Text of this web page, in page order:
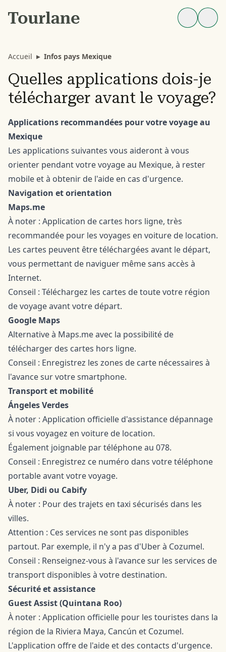
Accueil ▸ Infos pays Mexique
Quelles applications dois-je
télécharger avant le voyage?
Applications recommandées pour votre voyage au
Mexique
Les applications suivantes vous aideront à vous
orienter pendant votre voyage au Mexique, à rester
mobile et à obtenir de l'aide en cas d'urgence.
Navigation et orientation
Maps.me
À noter : Application de cartes hors ligne, très
recommandée pour les voyages en voiture de location.
Les cartes peuvent être téléchargées avant le départ,
vous permettant de naviguer même sans accès à
Internet.
Conseil : Téléchargez les cartes de toute votre région
de voyage avant votre départ.
Google Maps
Alternative à Maps.me avec la possibilité de
télécharger des cartes hors ligne.
Conseil : Enregistrez les zones de carte nécessaires à
l'avance sur votre smartphone.
Transport et mobilité
Ángeles Verdes
À noter : Application officielle d'assistance dépannage
si vous voyagez en voiture de location.
Également joignable par téléphone au 078.
Conseil : Enregistrez ce numéro dans votre téléphone
portable avant votre voyage.
Uber, Didi ou Cabify
À noter : Pour des trajets en taxi sécurisés dans les
villes.
Attention : Ces services ne sont pas disponibles
partout. Par exemple, il n'y a pas d'Uber à Cozumel.
Conseil : Renseignez-vous à l'avance sur les services de
transport disponibles à votre destination.
Sécurité et assistance
Guest Assist (Quintana Roo)
À noter : Application officielle pour les touristes dans la
région de la Riviera Maya, Cancún et Cozumel.
L'application offre de l'aide et des contacts d'urgence.